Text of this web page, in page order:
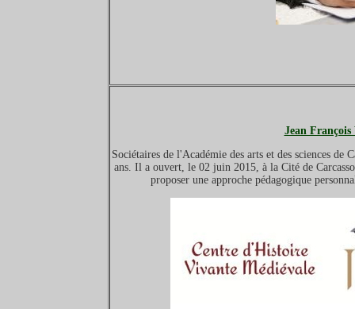
Jean
Sociétaires de l'Académie des arts et des sciences de
ans. Il a ouvert, le 02 juin 2015, à la Cité de
proposer une approche pédagogique